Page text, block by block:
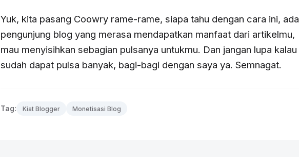
Yuk, kita pasang Coowry rame-rame, siapa tahu dengan cara ini, ada
pengunjung blog yang merasa mendapatkan manfaat dari artikelmu,
mau menyisihkan sebagian pulsanya untukmu. Dan jangan lupa kalau
sudah dapat pulsa banyak, bagi-bagi dengan saya ya. Semnagat.
Tag: Kiat Blogger Monetisasi Blog